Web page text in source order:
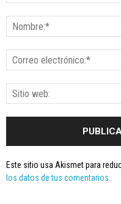
Este sitio usa Akismet para
los datos de tus comentarios.